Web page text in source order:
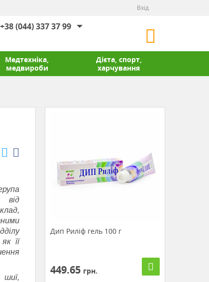
Вхід
+38 (044) 337 37 99
Медтехніка,
медвироби
Дієта, спорт,
харчування
Дип Риліф гель 100 г
449.65 грн.
від
її